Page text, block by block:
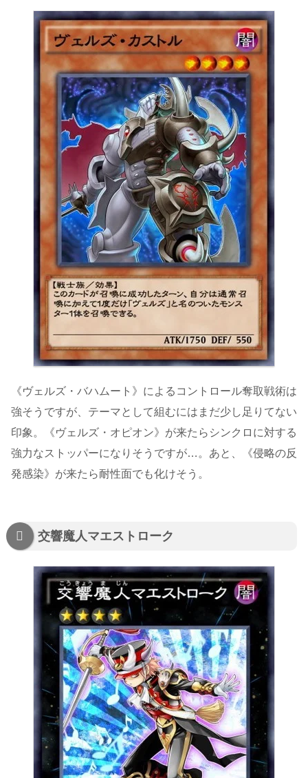
《ヴェルズ・バハムート》によるコントロール奪取戦術は
強そうですが、テーマとして組むにはまだ少し足りてない
印象。《ヴェルズ・オピオン》が来たらシンクロに対する
強力なストッパーになりそうですが…。あと、《侵略の反
発感染》が来たら耐性面でも化けそう。
交響魔人マエストローク